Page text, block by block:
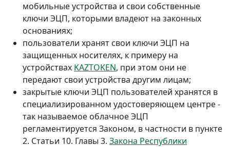
мобильные устройства и свои собственные
ключи ЭЦП, которыми владеют на законных
основаниях;
пользователи хранят свои ключи ЭЦП на
защищенных носителях, к примеру на
устройствах KAZTOKEN, при этом они не
передают свои устройства другим лицам;
закрытые ключи ЭЦП пользователей хранятся в
специализированном удостоверяющем центре -
так называемое облачное ЭЦП
регламентируется Законом, в частности в пункте
2. Статьи 10. Главы 3. Закона Республики